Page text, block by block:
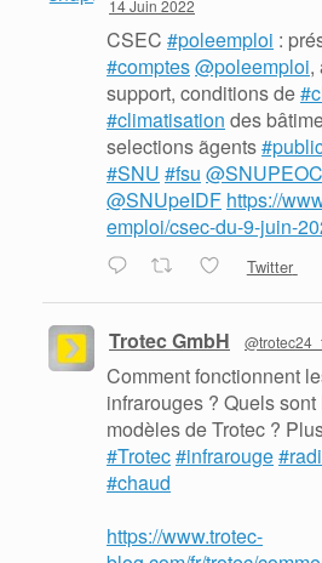
14 Juin 2022
CSEC #poleemploi :
#comptes@poleemploi,
support, conditions de
#climatisation des
selections ãgents
#SNU #fsu
@SNUpeIDF https://
emploi/csec-du-9-juin-
Twitter
Trotec GmbH
Comment fonctionnent
infrarouges ? Quels
modèles de Trotec ?
#Trotec#infrarouge
#chaud
https://www.trotec-